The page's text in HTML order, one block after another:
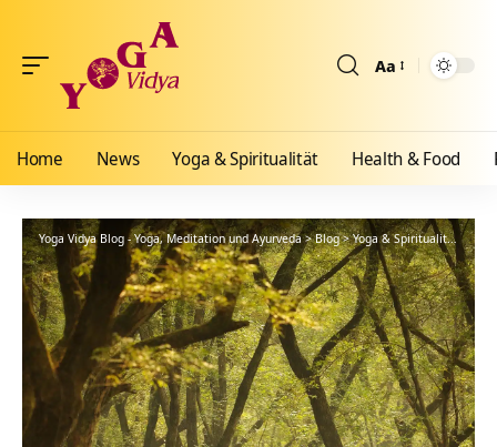
Aa
Home News Yoga & Spiritualität Health & Food
Yoga Vidya Blog - Yoga, Meditation und Ayurveda>Blog>Yoga & Spiritualität >